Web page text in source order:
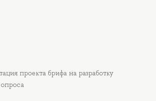
проекта брифа на разработку